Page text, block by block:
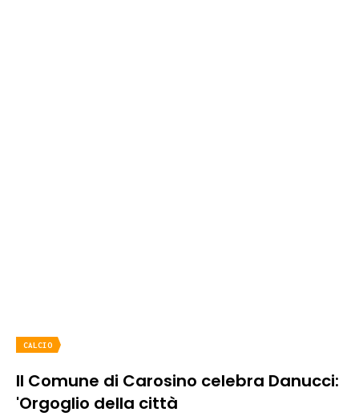
CALCIO
Il Comune di Carosino celebra Danucci:
'Orgoglio della città